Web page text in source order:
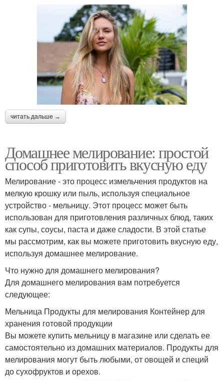
читать дальше →
Домашнее мелирование: простой
способ приготовить вкусную еду
Мелирование - это процесс измельчения продуктов на
мелкую крошку или пыль, используя специальное
устройство - мельницу. Этот процесс может быть
использован для приготовления различных блюд, таких
как супы, соусы, паста и даже сладости. В этой статье
мы рассмотрим, как вы можете приготовить вкусную еду,
используя домашнее мелирование.
Что нужно для домашнего мелирования?
Для домашнего мелирования вам потребуется
следующее:
Мельница Продукты для мелирования Контейнер для
хранения готовой продукции
Вы можете купить мельницу в магазине или сделать ее
самостоятельно из домашних материалов. Продукты для
мелирования могут быть любыми, от овощей и специй
до сухофруктов и орехов.